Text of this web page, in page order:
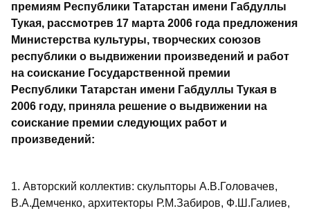
премиям Республики Татарстан имени Габдуллы
Тукая, рассмотрев 17 марта 2006 года предложения
Министерства культуры, творческих союзов
республики о выдвижении произведений и работ
на соискание Государственной премии
Республики Татарстан имени Габдуллы Тукая в
2006 году, приняла решение о выдвижении на
соискание премии следующих работ и
произведений:
1. Авторский коллектив: скульпторы А.В.Головачев,
В.А.Демченко, архитекторы Р.М.Забиров, Ф.Ш.Галиев,